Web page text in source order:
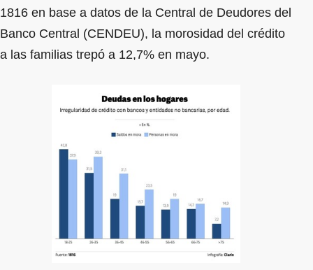
1816 en base a datos de la Central de Deudores del
Banco Central (CENDEU), la morosidad del crédito
a las familias trepó a 12,7% en mayo.